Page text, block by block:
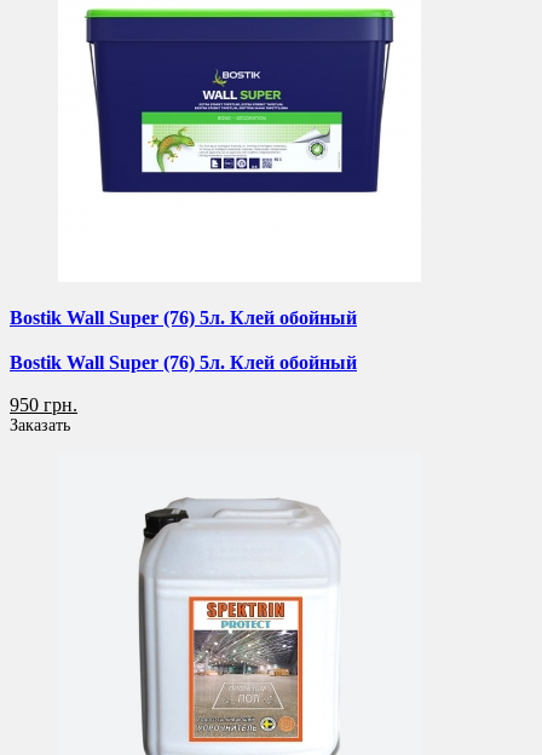
Bostik Wall Super (76) 5л. Клей обойный
Bostik Wall Super (76) 5л. Клей обойный
950 грн.
Заказать